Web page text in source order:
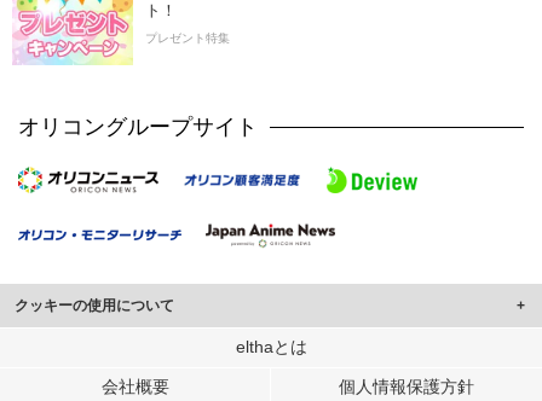
ト！
プレゼント特集
オリコングループサイト
クッキーの使用について
このサイトでは Cookie を使用して、ユーザーに合わせたコンテンツや広告の
行っています。
elthaとは
会社概要 個人情報保護方針